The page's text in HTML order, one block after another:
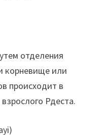
отделения
корневище или
происходит в
Рдеста.